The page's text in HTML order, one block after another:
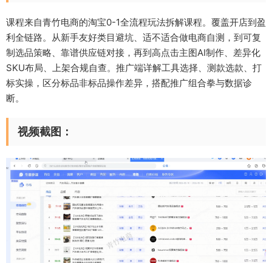
课程来自青竹电商的淘宝0-1全流程玩法拆解课程。覆盖开店到盈
利全链路。从新手友好类目避坑、适不适合做电商自测，到可复
制选品策略、靠谱供应链对接，再到高点击主图AI制作、差异化
SKU布局、上架合规自查。推广端详解工具选择、测款选款、打
标实操，区分标品非标品操作差异，搭配推广组合拳与数据诊
断。
视频截图：